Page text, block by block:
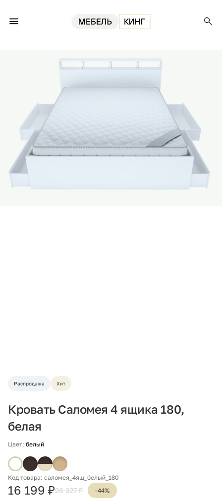
Распродажа Хит
Кровать Саломея 4 ящика 180,
белая
Цвет: белый
Код товара: саломея_4ящ_белый_180
16 199 ₽28 927 ₽ -44%